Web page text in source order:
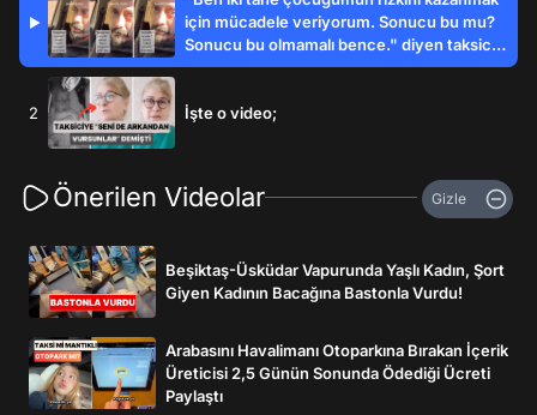
▶
için mücadele veriyorum. Sonucu bu mu?
Sonucu bu olmamalı bence." diyen taksici
yaşananları gözyaşları ile anlattı.
2 İşte o video;
Önerilen Videolar Gizle
Beşiktaş-Üsküdar Vapurunda Yaşlı Kadın, Şort
Giyen Kadının Bacağına Bastonla Vurdu!
Arabasını Havalimanı Otoparkına Bırakan İçerik
Üreticisi 2,5 Günün Sonunda Ödediği Ücreti
Paylaştı